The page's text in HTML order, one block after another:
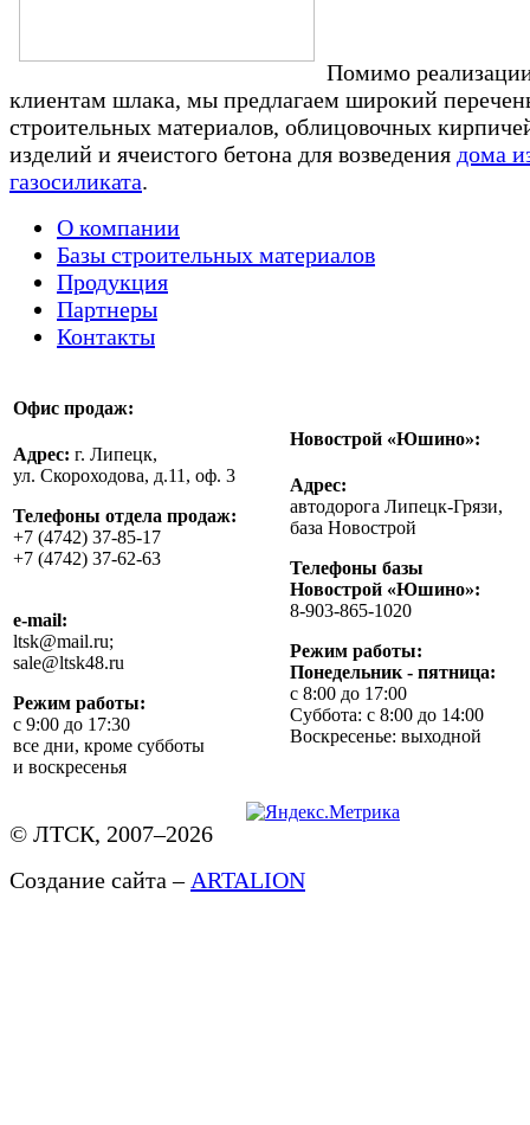
Помимо
клиентам шлака, мы предлагаем широкий
строительных материалов, облицовочных
изделий и ячеистого бетона для возведения дома
газосиликата.
О компании
Базы строительных материалов
Продукция
Партнеры
Контакты
Офис продаж:
Адрес: г. Липецк,
ул. Скороходова, д.11, оф. 3
Телефоны отдела продаж:
+7 (4742) 37-85-17
+7 (4742) 37-62-63
e-mail:
ltsk@mail.ru;
sale@ltsk48.ru
Режим работы:
с 9:00 до 17:30
все дни, кроме субботы
и воскресенья
Новострой «Юшино»:
Адрес:
автодорога Липецк-Грязи,
база Новострой
Телефоны базы
Новострой «Юшино»:
8-903-865-1020
Режим работы:
Понедельник - пятница:
с 8:00 до 17:00
Суббота: с 8:00 до 14:00
Воскресенье: выходной
© ЛТСК, 2007–2026
Создание сайта – ARTALION